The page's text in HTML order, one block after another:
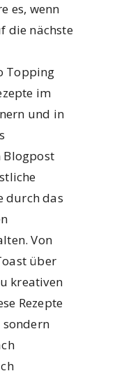
es, wenn
die nächste
Topping
im
und in
Blogpost
durch das
Von
über
kreativen
Rezepte